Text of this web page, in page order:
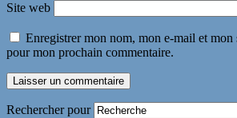
Site web
Enregistrer mon nom, mon e-mail et mon
pour mon prochain commentaire.
Rechercher pour